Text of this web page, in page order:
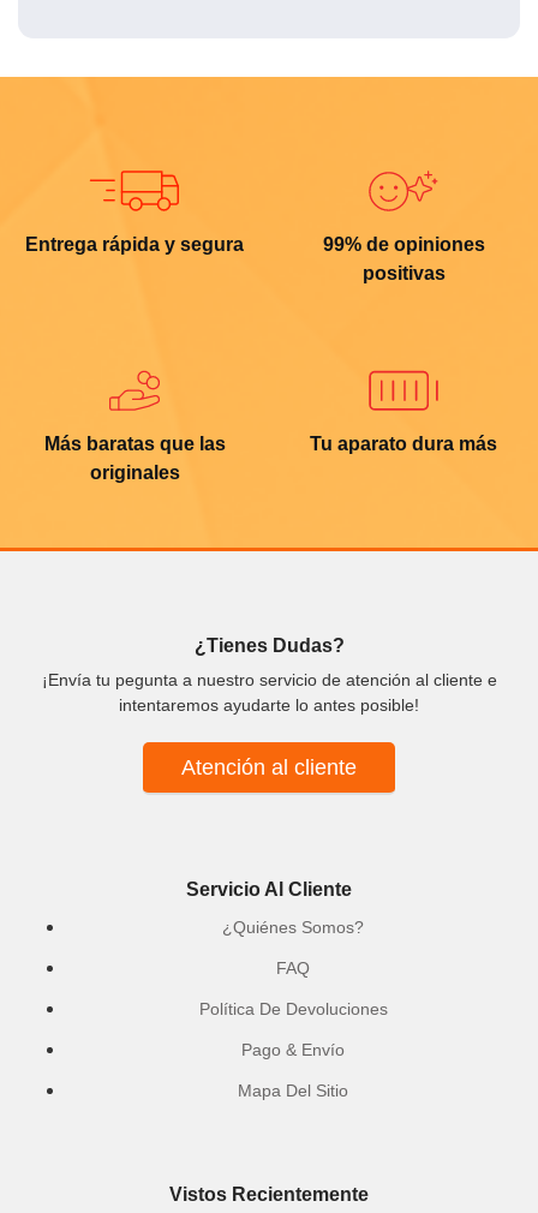
Entrega rápida y segura
99% de opiniones
positivas
Más baratas que las
originales
Tu aparato dura más
¿Tienes Dudas?
¡Envía tu pegunta a nuestro servicio de atención al cliente e
intentaremos ayudarte lo antes posible!
Atención al cliente
Servicio Al Cliente
¿Quiénes Somos?
FAQ
Política De Devoluciones
Pago & Envío
Mapa Del Sitio
Vistos Recientemente